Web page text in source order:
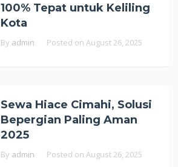
100% Tepat untuk Keliling
Kota
By admin Posted on August 26, 2025
Sewa Hiace Cimahi, Solusi
Bepergian Paling Aman
2025
By admin Posted on August 26, 2025